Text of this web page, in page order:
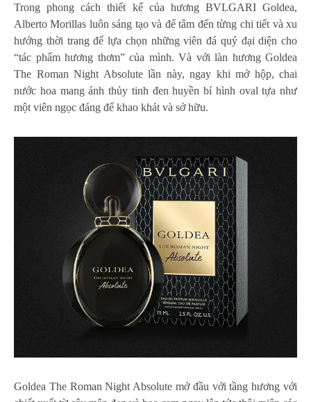
Trong phong cách thiết kế của hương BVLGARI Goldea,
Alberto Morillas luôn sáng tạo và để tâm đến từng chi tiết và xu
hướng thời trang để lựa chọn những viên đá quý đại diện cho
“tác phẩm hương thơm” của mình. Và với làn hương Goldea
The Roman Night Absolute lần này, ngay khi mở hộp, chai
nước hoa mang ánh thủy tinh đen huyền bí hình oval tựa như
một viên ngọc đáng để khao khát và sở hữu.
Goldea The Roman Night Absolute mở đầu với tầng hương với